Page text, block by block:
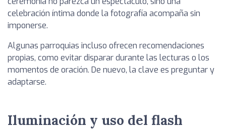
celebración íntima donde la fotografía acompaña sin
imponerse.
Algunas parroquias incluso ofrecen recomendaciones
propias, como evitar disparar durante las lecturas o los
momentos de oración. De nuevo, la clave es preguntar y
adaptarse.
Iluminación y uso del flash